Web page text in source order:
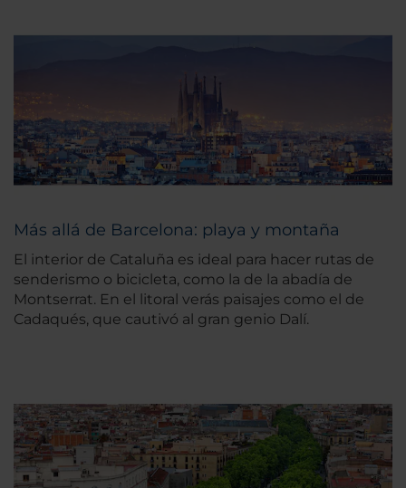
Más allá de Barcelona: playa y montaña
El interior de Cataluña es ideal para hacer rutas de
senderismo o bicicleta, como la de la abadía de
Montserrat. En el litoral verás paisajes como el de
Cadaqués, que cautivó al gran genio Dalí.